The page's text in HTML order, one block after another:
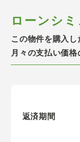
ローンシ
この物件を購入し
月々の支払い価格
返済期間